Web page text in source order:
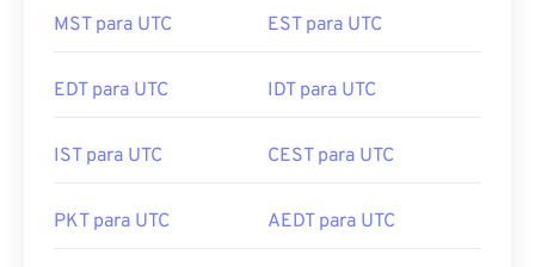
MST para UTC EST para UTC
EDT para UTC IDT para UTC
IST para UTC CEST para UTC
PKT para UTC AEDT para UTC